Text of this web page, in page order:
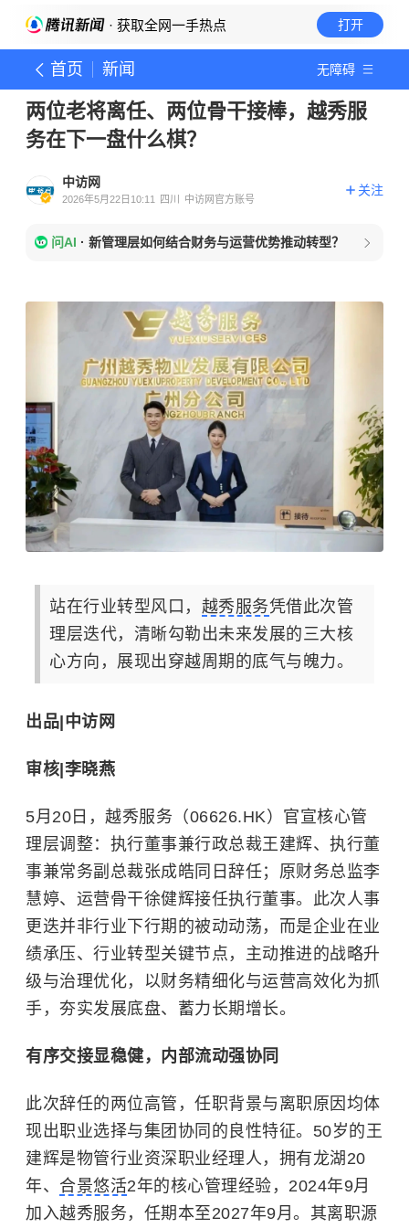
· 获取全网一手热点 打开
首页 新闻 无障碍
两位老将离任、两位骨干接棒，越秀服
务在下一盘什么棋？
中访网
2026年5月22日10:11 四川 中访网官方账号
关注
问AI · 新管理层如何结合财务与运营优势推动转型？
站在行业转型风口， 越秀服务凭借此次管
理层迭代，清晰勾勒出未来发展的三大核
心方向，展现出穿越周期的底气与魄力。
出品|中访网
审核|李晓燕
5月20日，越秀服务（06626.HK）官宣核心管
理层调整：执行董事兼行政总裁王建辉、执行董
事兼常务副总裁张成皓同日辞任；原财务总监李
慧婷、运营骨干徐健辉接任执行董事。此次人事
更迭并非行业下行期的被动动荡，而是企业在业
绩承压、行业转型关键节点，主动推进的战略升
级与治理优化，以财务精细化与运营高效化为抓
手，夯实发展底盘、蓄力长期增长。
有序交接显稳健，内部流动强协同
此次辞任的两位高管，任职背景与离职原因均体
现出职业选择与集团协同的良性特征。50岁的王
建辉是物管行业资深职业经理人，拥有龙湖20
年、 合景悠活2年的核心管理经验，2024年9月
加入越秀服务，任期本至2027年9月。其离职源